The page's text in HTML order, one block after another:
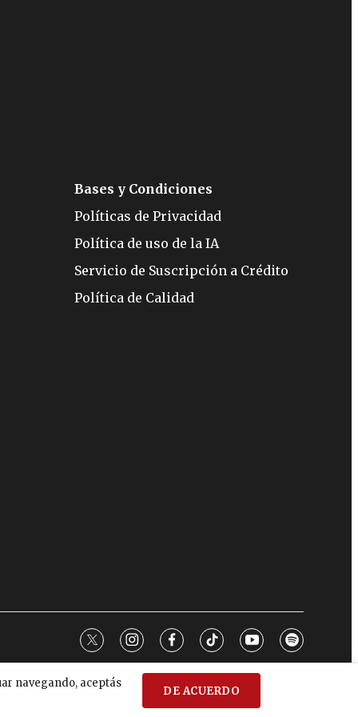
navegando, aceptás
DE ACUERDO
Bases y Condiciones
Políticas de Privacidad
Política de uso de la IA
Servicio de Suscripción a Crédito
Política de Calidad
twitterinstagram
facebooktiktokyoutubespotify